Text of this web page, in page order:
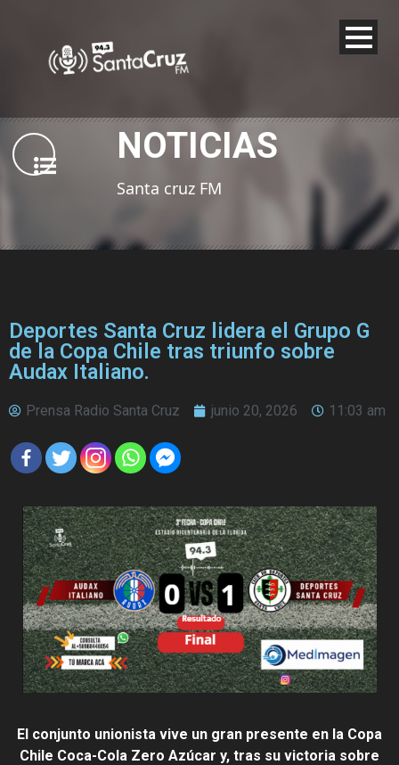
NOTICIAS
Santa cruz FM
Deportes Santa Cruz lidera el Grupo G
de la Copa Chile tras triunfo sobre
Audax Italiano.
Prensa Radio Santa Cruz junio 20, 2026 11:03 am
El conjunto unionista vive un gran presente en la Copa
Chile Coca-Cola Zero Azúcar y, tras su victoria sobre